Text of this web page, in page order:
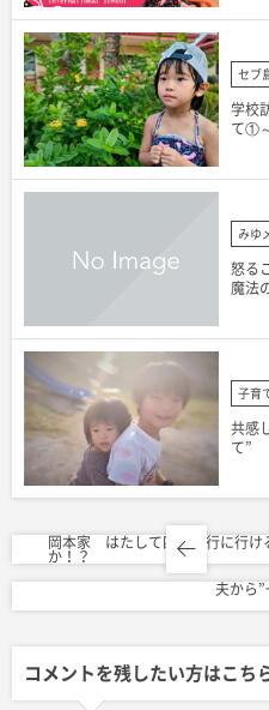
セブ
学校
て①
みゆ
怒る
魔法
子育
共感
て”
岡本家 はたして四国旅行に行け
か！？
夫から
コメントを残したい方はこち